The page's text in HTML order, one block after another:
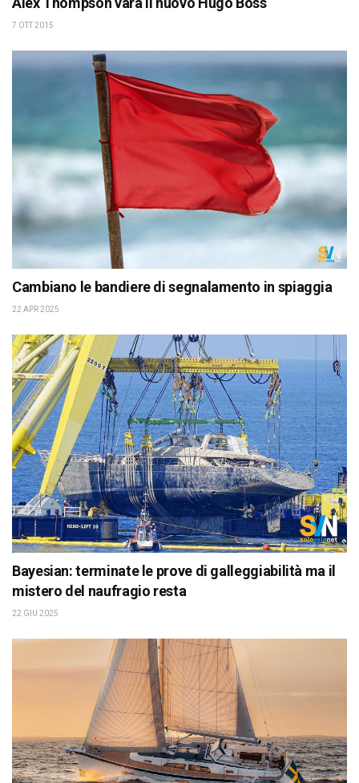
7 OTT 2015
Cambiano le bandiere di segnalamento in spiaggia
22 APR 2025
Bayesian: terminate le prove di galleggiabilità ma il
mistero del naufragio resta
22 GIU 2025